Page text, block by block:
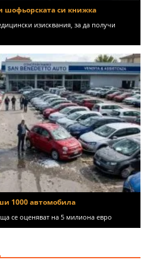
шофьорската си книжка
изисквания, за да получи
1000 автомобила
се оценяват на 5 милиона евро